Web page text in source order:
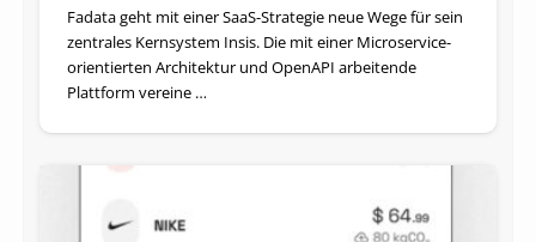
Fadata geht mit einer SaaS-Strategie neue Wege für sein
zentrales Kernsystem Insis. Die mit einer Microservice-
orientierten Architektur und OpenAPI arbeitende
Plattform vereine …